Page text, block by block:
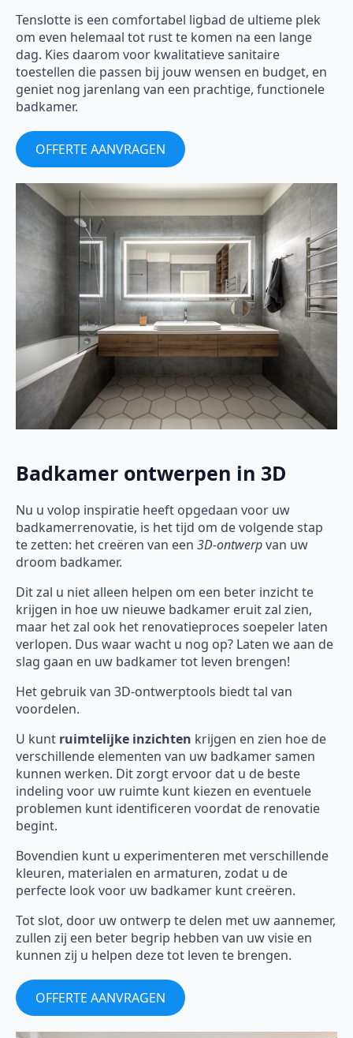
Tenslotte is een comfortabel ligbad de ultieme plek
om even helemaal tot rust te komen na een lange
dag. Kies daarom voor kwalitatieve sanitaire
toestellen die passen bij jouw wensen en budget, en
geniet nog jarenlang van een prachtige, functionele
badkamer.
OFFERTE AANVRAGEN
Badkamer ontwerpen in 3D
Nu u volop inspiratie heeft opgedaan voor uw
badkamerrenovatie, is het tijd om de volgende stap
te zetten: het creëren van een 3D-ontwerpvan uw
droom badkamer.
Dit zal u niet alleen helpen om een beter inzicht te
krijgen in hoe uw nieuwe badkamer eruit zal zien,
maar het zal ook het renovatieproces soepeler laten
verlopen. Dus waar wacht u nog op? Laten we aan de
slag gaan en uw badkamer tot leven brengen!
Het gebruik van 3D-ontwerptools biedt tal van
voordelen.
U kunt ruimtelijke inzichten krijgen en zien hoe de
verschillende elementen van uw badkamer samen
kunnen werken. Dit zorgt ervoor dat u de beste
indeling voor uw ruimte kunt kiezen en eventuele
problemen kunt identificeren voordat de renovatie
begint.
Bovendien kunt u experimenteren met verschillende
kleuren, materialen en armaturen, zodat u de
perfecte look voor uw badkamer kunt creëren.
Tot slot, door uw ontwerp te delen met uw aannemer,
zullen zij een beter begrip hebben van uw visie en
kunnen zij u helpen deze tot leven te brengen.
OFFERTE AANVRAGEN